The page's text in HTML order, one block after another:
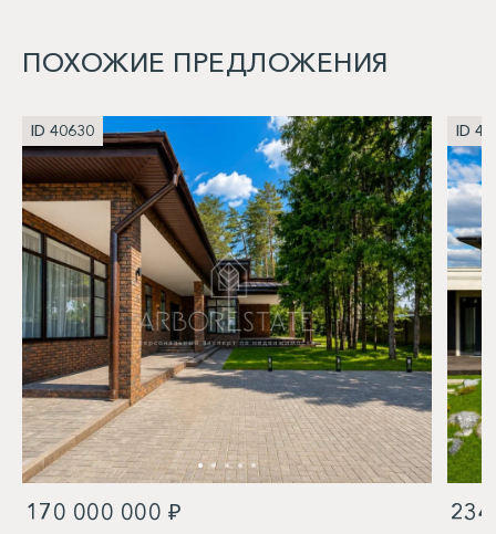
ПОХОЖИЕ ПРЕДЛОЖЕНИЯ
ID 40630
170 000 000 ₽
ID